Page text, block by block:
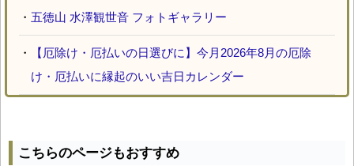
・ 五徳山 水澤観世音 フォトギャラリー
・
【厄除け・厄払いの日選びに】今月2026年8月の厄除
け・厄払いに縁起のいい吉日カレンダー
こちらのページもおすすめ